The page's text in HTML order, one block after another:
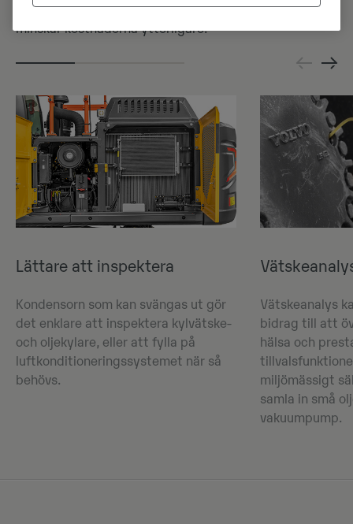
synkroniserade serviceintervall ökar drifttiden och
minskar kostnaderna ytterligare.
Lättare att inspektera
Kondensorn som kan svängas ut gör
det enklare att inspektera kylvätske-
och oljekylare, eller att fylla på
luftkonditioneringssystemet när så
behövs.
Vätskeanalys
bidrag till att
hälsa och
miljömässigt
samla in små
vakuumpump.